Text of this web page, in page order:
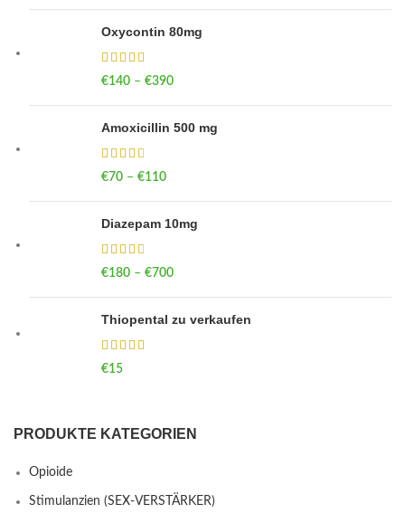
Oxycontin 80mg
€140 – €390
Amoxicillin 500 mg
€70 – €110
Diazepam 10mg
€180 – €700
Thiopental zu verkaufen
€15
PRODUKTE KATEGORIEN
Opioide
Stimulanzien (SEX-VERSTÄRKER)